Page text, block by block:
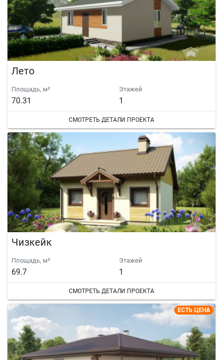
Лето
Площадь, м²
70.31
Этажей
1
СМОТРЕТЬ ДЕТАЛИ ПРОЕКТА
Чизкейк
Площадь, м²
69.7
Этажей
1
СМОТРЕТЬ ДЕТАЛИ ПРОЕКТА
ЕСТЬ ЦЕНА